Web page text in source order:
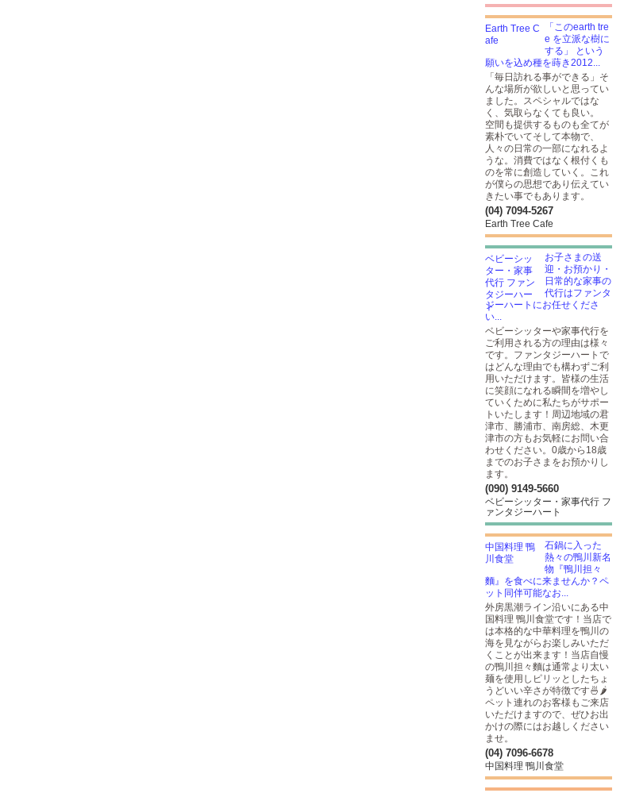
「このearth tre
e を立派な樹に
する」 という
願いを込め種を蒔き2012...
「毎日訪れる事ができる」そ
んな場所が欲しいと思ってい
ました。スペシャルではな
く、気取らなくても良い。
空間も提供するものも全てが
素朴でいてそして本物で、
人々の日常の一部になれるよ
うな。消費ではなく根付くも
のを常に創造していく。これ
が僕らの思想であり伝えてい
きたい事でもあります。
(04) 7094-5267
Earth Tree Cafe
お子さまの送
迎・お預かり・
日常的な家事の
代行はファンタ
ジーハートにお任せくださ
い...
ベビーシッターや家事代行を
ご利用される方の理由は様々
です。ファンタジーハートで
はどんな理由でも構わずご利
用いただけます。皆様の生活
に笑顔になれる瞬間を増やし
ていくために私たちがサポー
トいたします！周辺地域の君
津市、勝浦市、南房総、木更
津市の方もお気軽にお問い合
わせください。0歳から18歳
までのお子さまをお預かりし
ます。
(090) 9149-5660
ベビーシッター・家事代行 フ
ァンタジーハート
石鍋に入った
熱々の鴨川新名
物『鴨川担々
麵』を食べに来ませんか？ペ
ット同伴可能なお...
外房黒潮ライン沿いにある中
国料理 鴨川食堂です！当店で
は本格的な中華料理を鴨川の
海を見ながらお楽しみいただ
くことが出来ます！当店自慢
の鴨川担々麵は通常より太い
麺を使用しピリッとしたちょ
うどいい辛さが特徴です🍜🌶
ペット連れのお客様もご来店
いただけますので、ぜひお出
かけの際にはお越しください
ませ。
(04) 7096-6678
中国料理 鴨川食堂